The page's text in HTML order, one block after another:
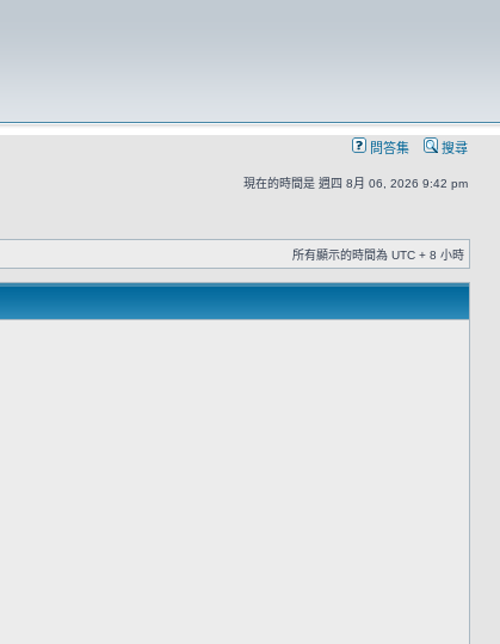
問答集 搜尋
現在的時間是 週四 8月 06, 2026 9:42 pm
所有顯示的時間為 UTC + 8 小時